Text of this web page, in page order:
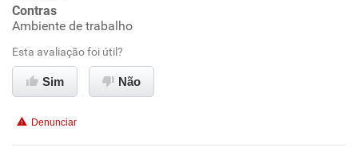
Não recomenda a diretoria
Contras
Ambiente de trabalho
Esta avaliação foi útil?
Sim Não
Denunciar